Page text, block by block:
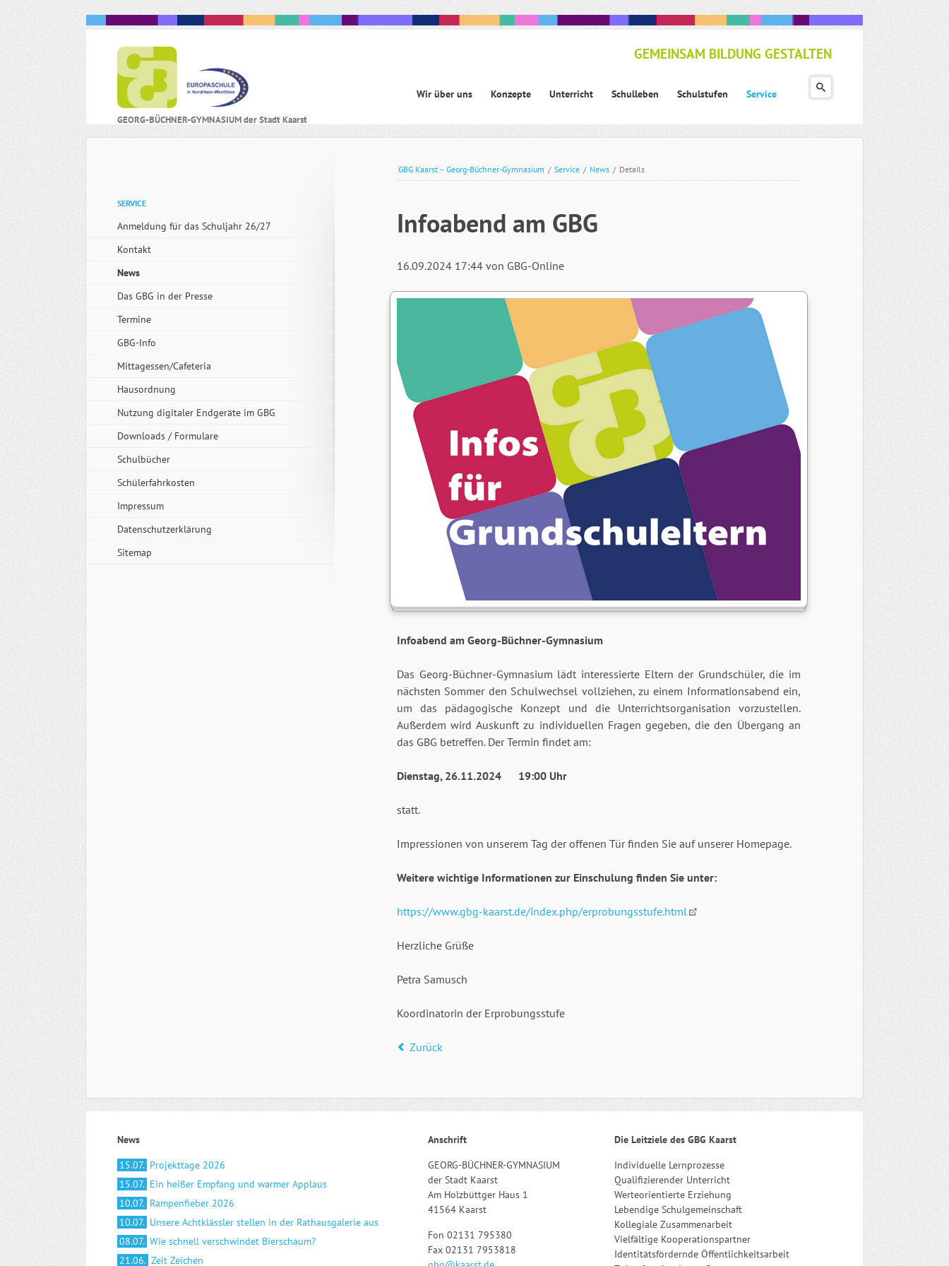
GEORG-BÜCHNER-GYMNASIUM der Stadt Kaarst
Navigation
Wir über uns Konzepte Unterricht Schulleben Schulstufen Service
Navigation
GEMEINSAM BILDUNG GESTALTEN
GBG Kaarst – Georg-Büchner-Gymnasium / Service / News / Details
Infoabend am GBG
16.09.2024 17:44 von GBG-Online
Infoabend am Georg-Büchner-Gymnasium
Das Georg-Büchner-Gymnasium lädt interessierte Eltern der Grundschüler, die im
nächsten Sommer den Schulwechsel vollziehen, zu einem Informationsabend ein,
um das pädagogische Konzept und die Unterrichtsorganisation vorzustellen.
Außerdem wird Auskunft zu individuellen Fragen gegeben, die den Übergang an
das GBG betreffen. Der Termin findet am:
Dienstag, 26.11.2024 19:00 Uhr
statt.
Impressionen von unserem Tag der offenen Tür finden Sie auf unserer Homepage.
Weitere wichtige Informationen zur Einschulung finden Sie unter:
https://www.gbg-kaarst.de/index.php/erprobungsstufe.html
Herzliche Grüße
Petra Samusch
Koordinatorin der Erprobungsstufe
Zurück
Navigation
SERVICE
Anmeldung für das Schuljahr 26/27
Kontakt
News
Das GBG in der Presse
Termine
GBG-Info
Mittagessen/Cafeteria
Hausordnung
Nutzung digitaler Endgeräte im GBG
Downloads / Formulare
Schulbücher
Schülerfahrkosten
Impressum
Datenschutzerklärung
Sitemap
News
15.07. Projekttage 2026
15.07. Ein heißer Empfang und warmer Applaus
10.07. Rampenfieber 2026
10.07. Unsere Achtklässler stellen in der Rathausgalerie aus
08.07. Wie schnell verschwindet Bierschaum?
21.06. Zeit Zeichen
Anschrift
GEORG-BÜCHNER-GYMNASIUM
der Stadt Kaarst
Am Holzbüttger Haus 1
41564 Kaarst
Fon 02131 795380
Fax 02131 7953818
Die Leitziele des GBG Kaarst
Individuelle Lernprozesse
Qualifizierender Unterricht
Werteorientierte Erziehung
Lebendige Schulgemeinschaft
Kollegiale Zusammenarbeit
Vielfältige Kooperationspartner
Identitätsfördernde Öffentlichkeitsarbeit